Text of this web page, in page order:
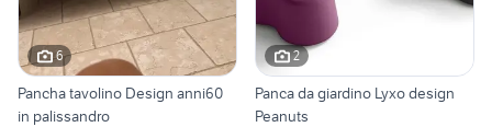
6
Pancha tavolino Design anni60
in palissandro
2
Panca da giardino Lyxo design
Peanuts